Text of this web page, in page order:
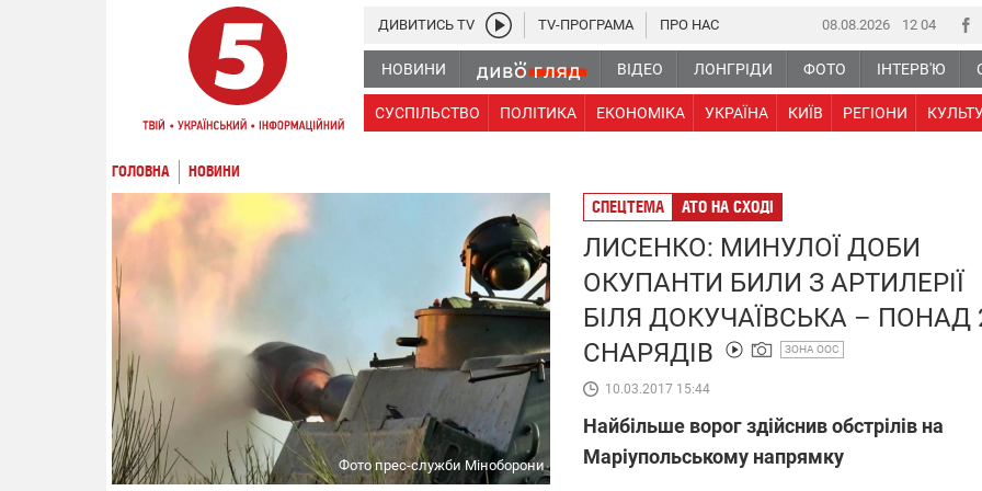
08.08.2026 12:04
НОВИНИ ВІДЕО ЛОНГРІДИ ФОТО ІНТЕРВ'Ю
СУСПІЛЬСТВО ПОЛІТИКА ЕКОНОМІКА УКРАЇНА КИЇВ РЕГІОНИ
ДИВИТИСЬ TV TV-ПРОГРАМА ПРО НАС
ГОЛОВНА НОВИНИ
Фото прес-служби Міноборони
СПЕЦТЕМА АТО НА СХОДІ
ЛИСЕНКО: МИНУЛОЇ ДОБИ
ОКУПАНТИ БИЛИ З АРТИЛЕРІЇ
БІЛЯ ДОКУЧАЇВСЬКА – ПОНАД
СНАРЯДІВ
ЗОНА ООС
10.03.2017 15:44
Найбільше ворог здійснив обстрілів на
Маріупольському напрямку